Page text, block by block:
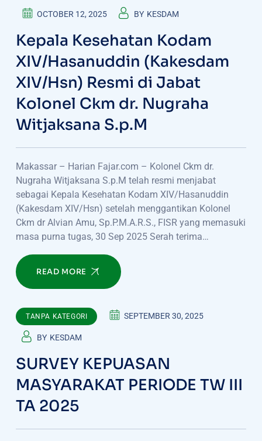
OCTOBER 12, 2025 BY KESDAM
Kepala Kesehatan Kodam
XIV/Hasanuddin (Kakesdam
XIV/Hsn) Resmi di Jabat
Kolonel Ckm dr. Nugraha
Witjaksana S.p.M
Makassar – Harian Fajar.com – Kolonel Ckm dr.
Nugraha Witjaksana S.p.M telah resmi menjabat
sebagai Kepala Kesehatan Kodam XIV/Hasanuddin
(Kakesdam XIV/Hsn) setelah menggantikan Kolonel
Ckm dr Alvian Amu, Sp.P.M.A.R.S., FISR yang memasuki
masa purna tugas, 30 Sep 2025 Serah terima…
READ MORE
TANPA KATEGORI SEPTEMBER 30, 2025
BY KESDAM
SURVEY KEPUASAN
MASYARAKAT PERIODE TW III
TA 2025